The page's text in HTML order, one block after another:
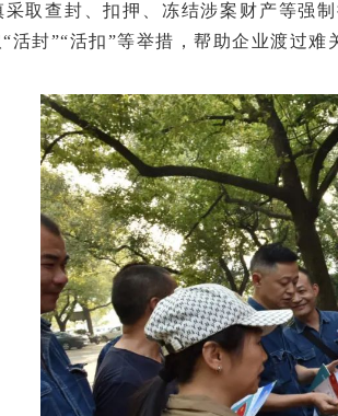
取查封、扣押、冻结涉案财产等强
活封”“活扣”等举措，帮助企业渡过